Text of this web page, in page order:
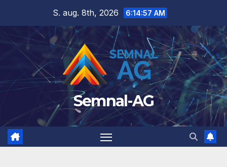
content
S. aug. 8th, 2026 6:14:58 AM
Semnal-AG